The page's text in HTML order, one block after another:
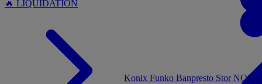
🔥 LIQUIDATION
Konix Funko Banpresto Stor